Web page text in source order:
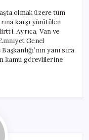
olmak üzere tüm
karşı yürütülen
Ayrıca, Van ve
Genel
yanı sıra
kamu görevlilerine